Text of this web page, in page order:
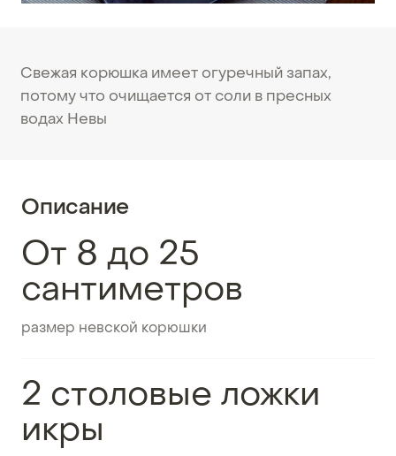
Свежая корюшка имеет огуречный запах,
потому что очищается от соли в пресных
водах Невы
Описание
От 8 до 25
сантиметров
размер невской корюшки
2 столовые ложки
икры